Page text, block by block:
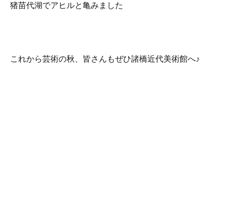
猪苗代湖でアヒルと亀みました
これから芸術の秋、皆さんもぜひ諸橋近代美術館へ♪